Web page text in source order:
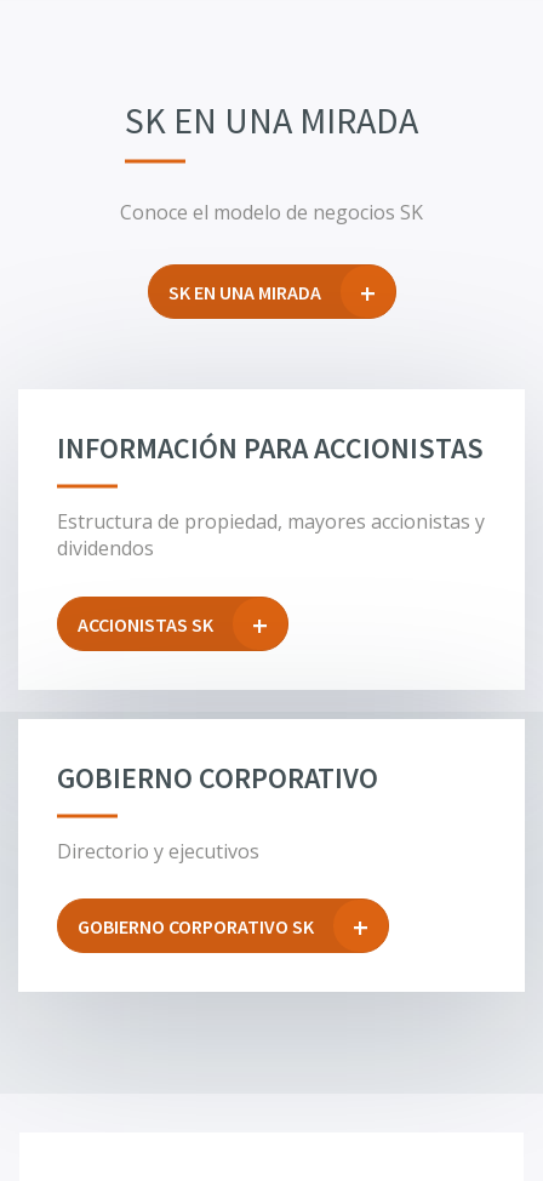
SK EN UNA MIRADA
Conoce el modelo de negocios SK
SK EN UNA MIRADA
INFORMACIÓN PARA ACCIONISTAS
Estructura de propiedad, mayores accionistas y
dividendos
ACCIONISTAS SK
GOBIERNO CORPORATIVO
Directorio y ejecutivos
GOBIERNO CORPORATIVO SK